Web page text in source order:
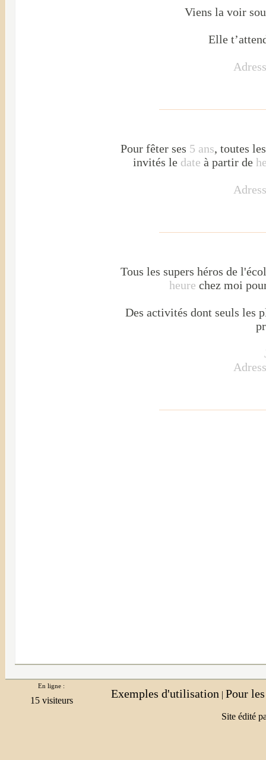
Viens la voir
Elle
Pour fêter ses 5 ans, toutes
invités le date à partir de
Tous les supers héros de
heure chez moi
Des activités dont seuls les
En ligne :
Exemples d'utilisation | Pour
Site édité